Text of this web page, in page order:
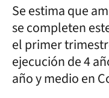
Se estima que
se completen
el primer
ejecución de 4
año y medio en